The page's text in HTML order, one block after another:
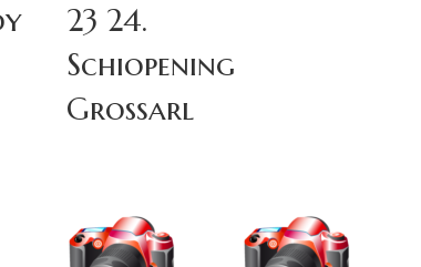
23 24.
Schiopening
Großarl